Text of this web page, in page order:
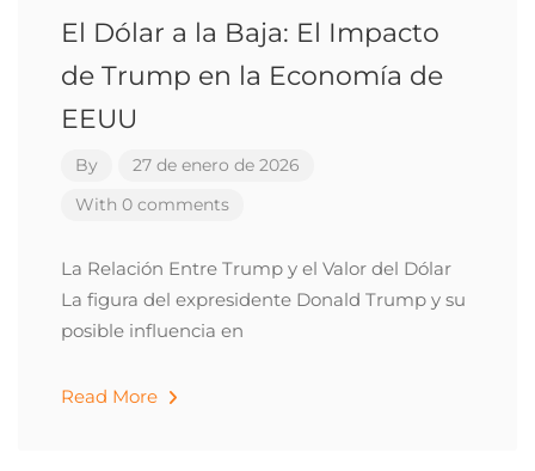
El Dólar a la Baja: El Impacto
de Trump en la Economía de
EEUU
By
27 de enero de 2026
With 0 comments
La Relación Entre Trump y el Valor del Dólar
La figura del expresidente Donald Trump y su
posible influencia en
Read More